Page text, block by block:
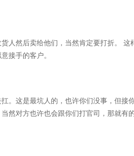
人然后卖给他们，当然肯定要打折。 这
接手的客户。
。这是最坑人的，也许你们没事，但接
然对方也许也会跟你们打官司，那就有